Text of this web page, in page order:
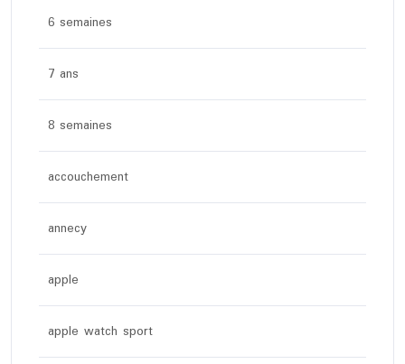
6 semaines
7 ans
8 semaines
accouchement
annecy
apple
apple watch sport